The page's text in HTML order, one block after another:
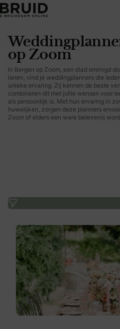
op Zoom
In Bergen op Zoom, een stad omringd
lanen, vind je weddingplanners die
unieke ervaring. Zij kennen de beste
combineren dit met jullie wensen voor
als persoonlijk is. Met hun ervaring in
huwelijken, zorgen deze planners
Zoom of elders een ware belevenis